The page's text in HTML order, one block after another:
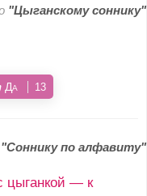
"Цыганскому соннику"
Да 13
"Соннику по алфавиту"
цыганкой — к